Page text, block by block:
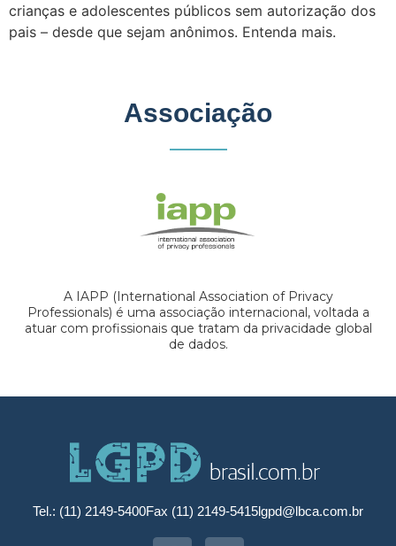
crianças e adolescentes públicos sem autorização dos
pais – desde que sejam anônimos. Entenda mais.
Associação
A IAPP (International Association of Privacy
Professionals) é uma associação internacional, voltada a
atuar com profissionais que tratam da privacidade global
de dados.
Tel.: (11) 2149-5400Fax (11) 2149-5415lgpd@lbca.com.br